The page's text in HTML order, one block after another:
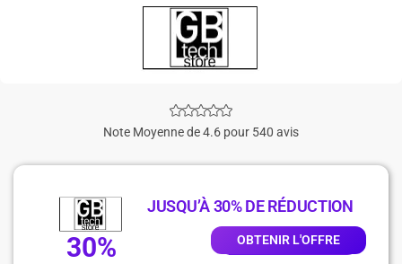
Note Moyenne de 4.6 pour 540 avis
30%
JUSQU’À 30% DE RÉDUCTION
OBTENIR L'OFFRE